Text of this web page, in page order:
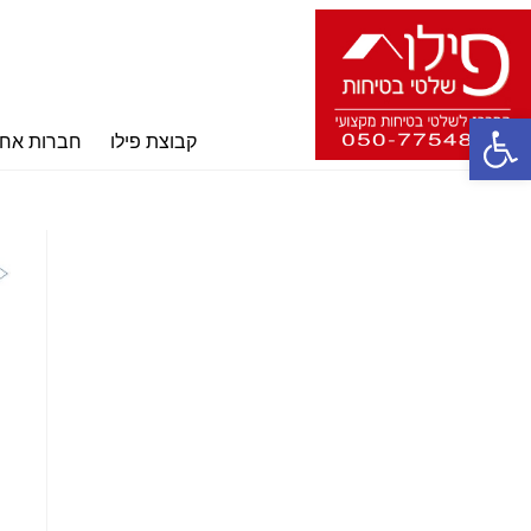
פתח סרגל נגישות קבוצת פילו חברות